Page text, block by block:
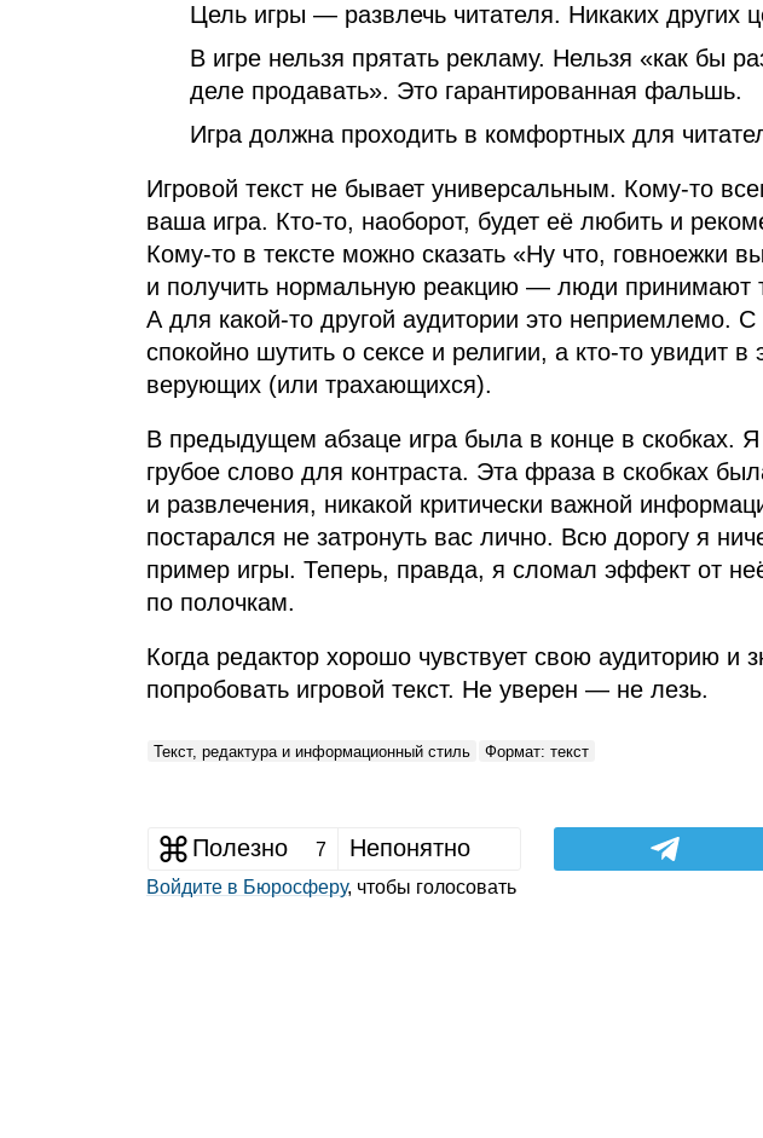
Цель игры — развлечь читателя. Никаких других
В игре нельзя прятать рекламу. Нельзя «как бы
деле продавать». Это гарантированная фальшь.
Игра должна проходить в комфортных для
Игровой текст не бывает универсальным. Кому‑то
ваша игра. Кто‑то, наоборот, будет её любить и
Кому‑то в тексте можно сказать «Ну что, говноежки
и получить нормальную реакцию — люди принимают
А для какой‑то другой аудитории это неприемлемо.
спокойно шутить о сексе и религии, а кто‑то увидит в
верующих (или трахающихся).
В предыдущем абзаце игра была в конце в скобках.
грубое слово для контраста. Эта фраза в скобках
и развлечения, никакой критически важной
постарался не затронуть вас лично. Всю дорогу я
пример игры. Теперь, правда, я сломал эффект от
по полочкам.
Когда редактор хорошо чувствует свою аудиторию и
попробовать игровой текст. Не уверен — не лезь.
Текст, редактура и информационный стиль Формат: текст
Полезно 7 Непонятно
Войдите в Бюросферу, чтобы голосовать